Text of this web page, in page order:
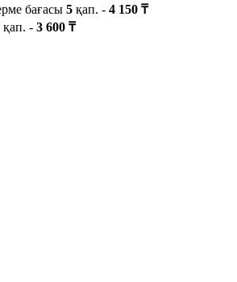
бағасы 5 қап. - 4 150 ₸
қап. - 3 600 ₸